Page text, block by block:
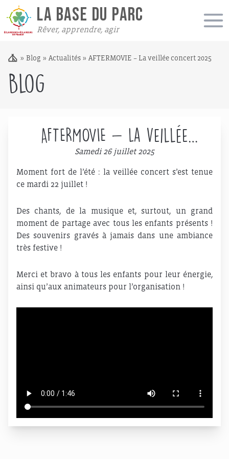
LA BASE DU PARC
Rêver, apprendre, agir
» Blog » Actualités » AFTERMOVIE – La veillée concert 2025
Blog
AFTERMOVIE – La veillée
concert 2025
Samedi 26 juillet 2025
Moment fort de l’été : la veillée concert s’est tenue
ce mardi 22 juillet !
Des chants, de la musique et, surtout, un grand
moment de partage avec tous les enfants présents !
Des souvenirs gravés à jamais dans une ambiance
très festive !
Merci et bravo à tous les enfants pour leur énergie,
ainsi qu’aux animateurs pour l’organisation !